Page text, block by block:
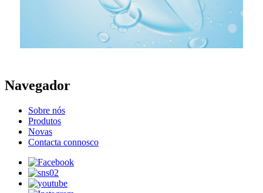
Navegador
Sobre nós
Produtos
Novas
Contacta connosco